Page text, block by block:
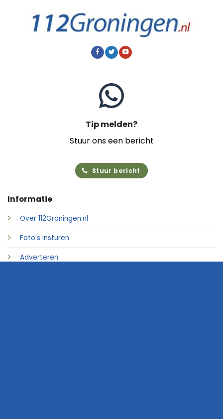
Informatie
Over 112Groningen.nl
Foto's insturen
Adverteren
Tip melden?
Stuur ons een bericht
Stuur bericht